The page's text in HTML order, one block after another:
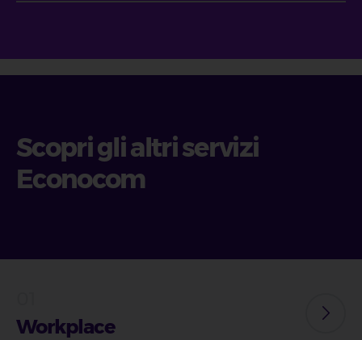
Scopri gli altri servizi
Econocom
Workplace